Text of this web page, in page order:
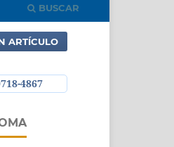
BUSCAR
ARTÍCULO
4867